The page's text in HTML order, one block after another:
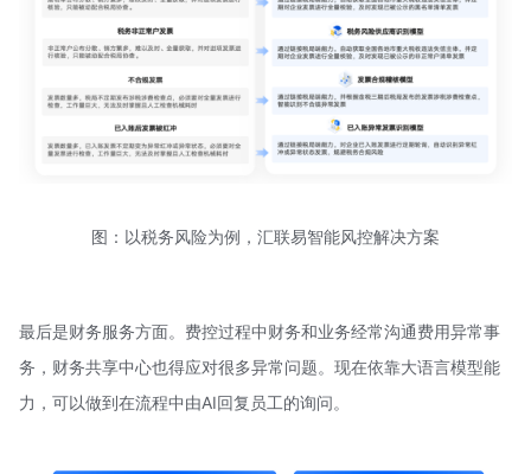
图：以税务风险为例，汇联易智能风控解决方案
最后是财务服务方面。费控过程中财务和业务经常沟通费用异常事
务，财务共享中心也得应对很多异常问题。现在依靠大语言模型能
力，可以做到在流程中由AI回复员工的询问。